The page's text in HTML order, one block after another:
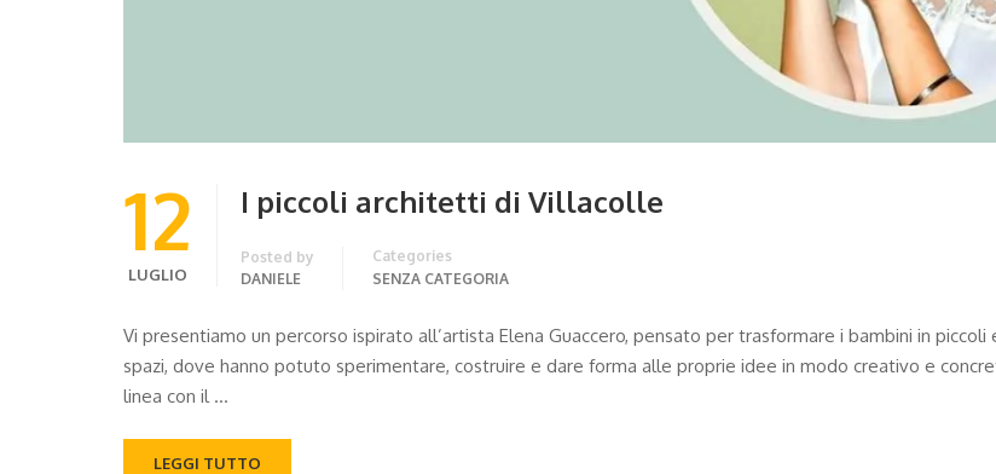
12
LUGLIO
I piccoli architetti di Villacolle
Posted by
DANIELE
Categories
SENZA CATEGORIA
Vi presentiamo un percorso ispirato all’artista Elena Guaccero, pensato per trasformare i bambini in
spazi, dove hanno potuto sperimentare, costruire e dare forma alle proprie idee in modo creativo e
linea con il …
LEGGI TUTTO